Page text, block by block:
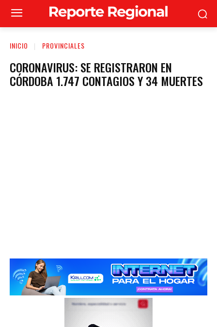
INICIO PROVINCIALES
CORONAVIRUS: SE REGISTRARON EN
CÓRDOBA 1.747 CONTAGIOS Y 34 MUERTES